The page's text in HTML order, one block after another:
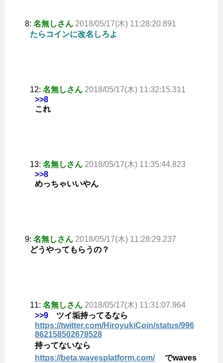
8: 名無しさん 2018/05/17(木) 11:28:20.891
たらコインに改名しろよ
12: 名無しさん 2018/05/17(木) 11:32:15.311
>>8
これ
13: 名無しさん 2018/05/17(木) 11:35:44.823
>>8
めっちゃいいやん
9: 名無しさん 2018/05/17(木) 11:28:29.237
どうやってもらうの？
11: 名無しさん 2018/05/17(木) 11:31:07.964
>>9 ツイ垢持ってるなら
https://twitter.com/HiroyukiCoin/status/996
862158502678528
持ってないなら
https://beta.wavesplatform.com/でwaves